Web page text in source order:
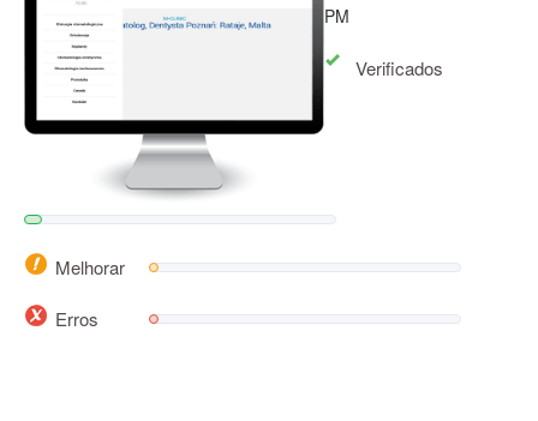
PM
Verificados
Melhorar
Erros